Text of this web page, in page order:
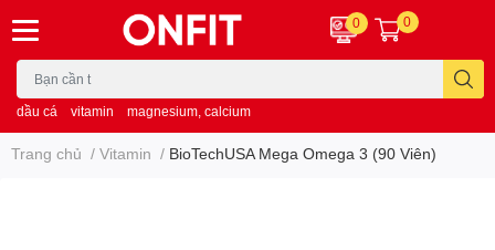
dầu cá vitamin magnesium, calcium
0 0
Trang chủ / Vitamin / BioTechUSA Mega Omega 3 (90 Viên)